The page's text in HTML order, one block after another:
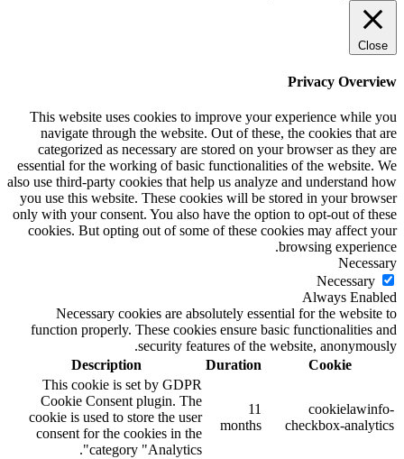
Close
Privacy Overview
This website uses cookies to improve your experience while you
navigate through the website. Out of these, the cookies that are
categorized as necessary are stored on your browser as they are
essential for the working of basic functionalities of the website. We
also use third-party cookies that help us analyze and understand how
you use this website. These cookies will be stored in your browser
only with your consent. You also have the option to opt-out of these
cookies. But opting out of some of these cookies may affect your
browsing experience.
Necessary
Necessary
Always Enabled
Necessary cookies are absolutely essential for the website to
function properly. These cookies ensure basic functionalities and
security features of the website, anonymously.
Cookie
Duration
Description
cookielawinfo-
checkbox-analytics
11
months
This cookie is set by GDPR
Cookie Consent plugin. The
cookie is used to store the user
consent for the cookies in the
category "Analytics".